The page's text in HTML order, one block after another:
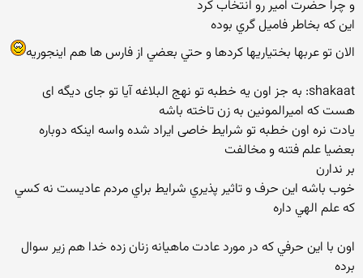
و چرا حضرت امیر رو انتخاب کرد
اين كه بخاطر فاميل گري بوده
الان تو عربها بختياريها كردها و حتي بعضي از فارس ها هم اينجوريه
shakaat: به جز اون یه خطبه تو نهج البلاغه آیا تو جای دیگه ای
هست که امیرالمونین به زن تاخته باشه
یادت نره اون خطبه تو شرایط خاصی ایراد شده واسه اینکه دوباره
بعضیا علم فتنه و مخالفت
بر ندارن
خوب باشه اين حرف و تاثير پذيري شرايط براي مردم عاديست نه كسي
كه علم الهي داره
اون با اين حرفي كه در مورد عادت ماهيانه زنان زده خدا هم زير سوال
برده